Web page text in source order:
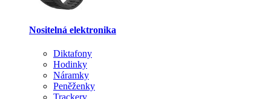
Nositelná elektronika
Diktafony
Hodinky
Náramky
Peněženky